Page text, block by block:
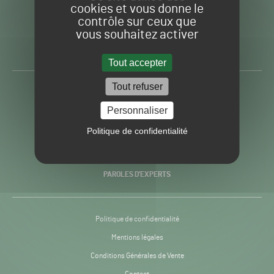
cookies et vous donne le
contrôle sur ceux que
vous souhaitez activer
Tout accepter
Tout refuser
Personnaliser
Politique de confidentialité
Gazon
Sport
H24
-
Toute l’info autour du
PRATIQUES
PAROLES D’EXPERTS
Politique de confidentialité
Mentions légales
Conditions Générales de Vente